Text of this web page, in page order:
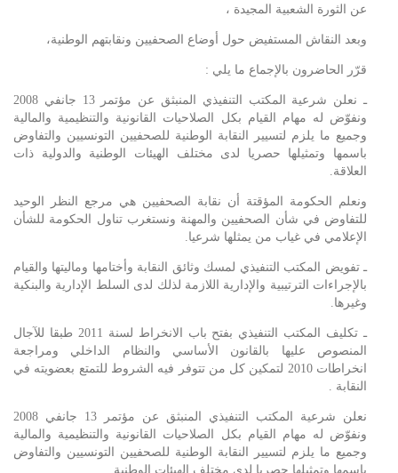
عن الثورة الشعبية المجيدة ،
وبعد النقاش المستفيض حول أوضاع الصحفيين ونقابتهم الوطنية،
قرّر الحاضرون بالإجماع ما يلي :
ـ نعلن شرعية المكتب التنفيذي المنبثق عن مؤتمر 13 جانفي 2008
ونفوّض له مهام القيام بكل الصلاحيات القانونية والتنظيمية والمالية
وجميع ما يلزم لتسيير النقابة الوطنية للصحفيين التونسيين والتفاوض
باسمها وتمثيلها حصريا لدى مختلف الهيئات الوطنية والدولية ذات
العلاقة.
ونعلم الحكومة المؤقتة أن نقابة الصحفيين هي مرجع النظر الوحيد
للتفاوض في شأن الصحفيين والمهنة ونستغرب تناول الحكومة للشأن
الإعلامي في غياب من يمثلها شرعيا.
ـ تفويض المكتب التنفيذي لمسك وثائق النقابة وأختامها وماليتها والقيام
بالإجراءات الترتيبية والإدارية اللازمة لذلك لدى السلط الإدارية والبنكية
وغيرها.
ـ تكليف المكتب التنفيذي بفتح باب الانخراط لسنة 2011 طبقا للآجال
المنصوص عليها بالقانون الأساسي والنظام الداخلي ومراجعة
انخراطات 2010 لتمكين كل من تتوفر فيه الشروط للتمتع بعضويته في
النقابة .
نعلن شرعية المكتب التنفيذي المنبثق عن مؤتمر 13 جانفي 2008
ونفوّض له مهام القيام بكل الصلاحيات القانونية والتنظيمية والمالية
وجميع ما يلزم لتسيير النقابة الوطنية للصحفيين التونسيين والتفاوض
باسمها وتمثيلها حصريا لدى مختلف الهيئات الوطنية